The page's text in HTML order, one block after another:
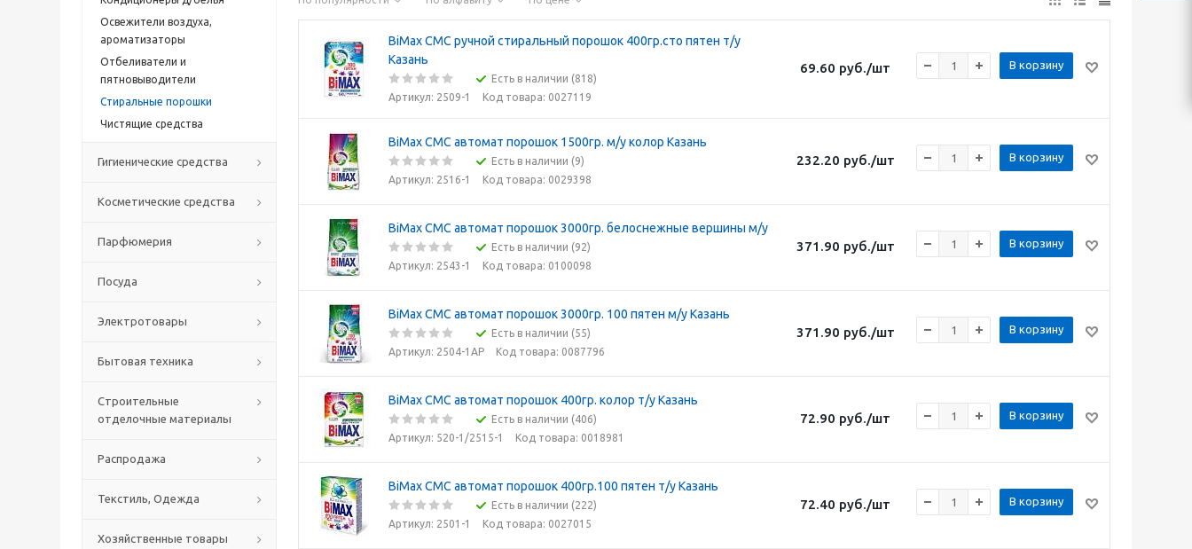
Освежители воздуха,
ароматизаторы
Отбеливатели и
пятновыводители
Стиральные порошки
Чистящие средства
Гигиенические средства
Косметические средства
Парфюмерия
Посуда
Электротовары
Бытовая техника
Строительные
отделочные материалы
Распродажа
Текстиль, Одежда
Хозяйственные товары
BiMax СМС ручной стиральный порошок 400гр.сто пятен т/у
Казань
Есть в наличии (818)
Артикул: 2509-1
Код товара: 0027119
69.60 руб./шт В корзину
BiMax СМС автомат порошок 1500гр. м/у колор Казань
Есть в наличии (9)
Артикул: 2516-1
Код товара: 0029398
232.20 руб./шт В корзину
BiMax СМС автомат порошок 3000гр. белоснежные вершины м/у
Есть в наличии (92)
Артикул: 2543-1
Код товара: 0100098
371.90 руб./шт В корзину
BiMax СМС автомат порошок 3000гр. 100 пятен м/у Казань
Есть в наличии (55)
Артикул: 2504-1АР
Код товара: 0087796
371.90 руб./шт В корзину
BiMax СМС автомат порошок 400гр. колор т/у Казань
Есть в наличии (406)
Артикул: 520-1/2515-1
Код товара: 0018981
72.90 руб./шт В корзину
BiMax СМС автомат порошок 400гр.100 пятен т/у Казань
Есть в наличии (222)
Артикул: 2501-1
Код товара: 0027015
72.40 руб./шт В корзину